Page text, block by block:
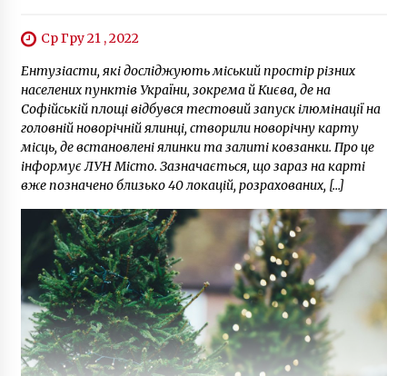
Ср Гру 21 , 2022
Ентузіасти, які досліджують міський простір різних
населених пунктів України, зокрема й Києва, де на
Софійській площі відбувся тестовий запуск ілюмінації на
головній новорічній ялинці, створили новорічну карту
місць, де встановлені ялинки та залиті ковзанки. Про це
інформує ЛУН Місто. Зазначається, що зараз на карті
вже позначено близько 40 локацій, розрахованих, […]